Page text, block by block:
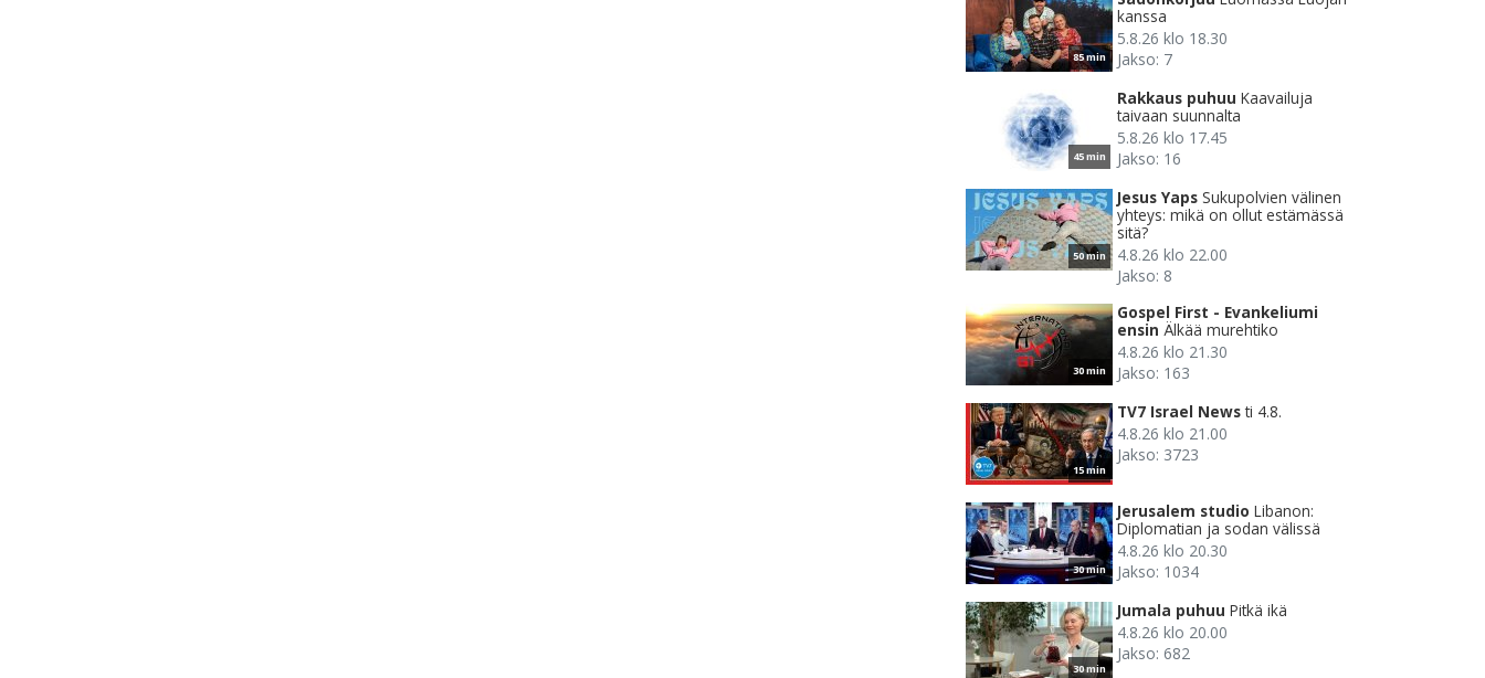
85 min
kanssa
5.8.26 klo 18.30
Jakso: 7
45 min
Rakkaus puhuu Kaavailuja
taivaan suunnalta
5.8.26 klo 17.45
Jakso: 16
50 min
Jesus Yaps Sukupolvien välinen
yhteys: mikä on ollut estämässä
sitä?
4.8.26 klo 22.00
Jakso: 8
30 min
Gospel First - Evankeliumi
ensin Älkää murehtiko
4.8.26 klo 21.30
Jakso: 163
15 min
TV7 Israel News ti 4.8.
4.8.26 klo 21.00
Jakso: 3723
30 min
Jerusalem studio Libanon:
Diplomatian ja sodan välissä
4.8.26 klo 20.30
Jakso: 1034
30 min
Jumala puhuu Pitkä ikä
4.8.26 klo 20.00
Jakso: 682